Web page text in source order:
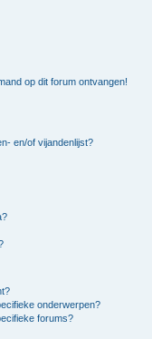
op dit forum ontvangen!
en/of vijandenlijst?
onderwerpen?
forums?